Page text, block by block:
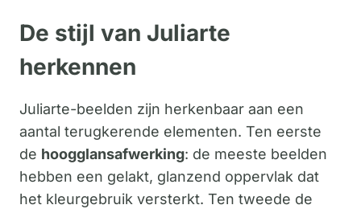
De stijl van Juliarte
herkennen
Juliarte-beelden zijn herkenbaar aan een
aantal terugkerende elementen. Ten eerste
de hoogglansafwerking: de meeste beelden
hebben een gelakt, glanzend oppervlak dat
het kleurgebruik versterkt. Ten tweede de